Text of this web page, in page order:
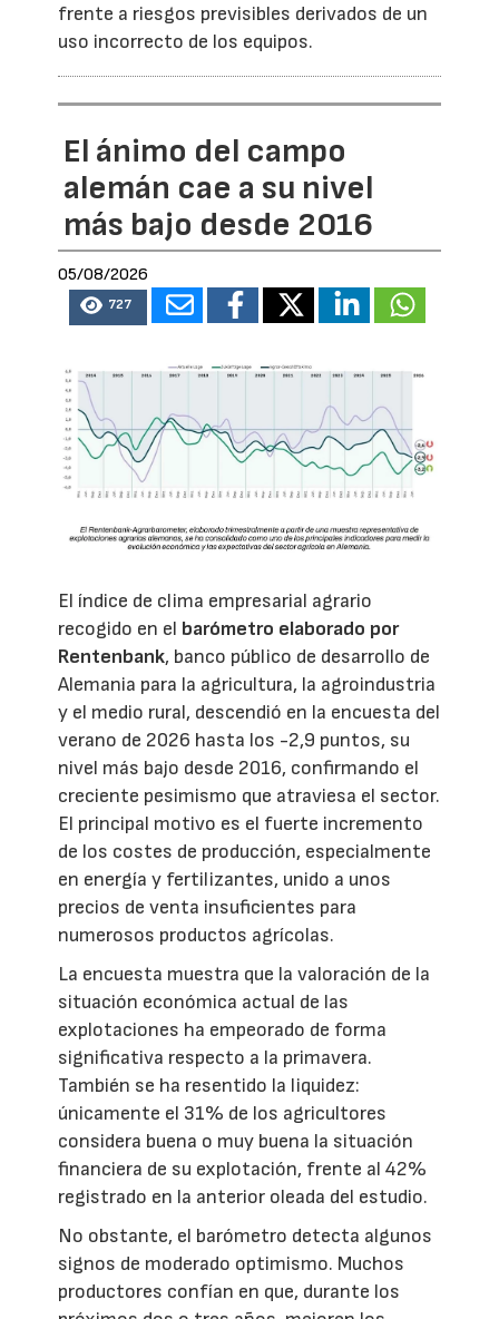
frente a riesgos previsibles derivados de un
uso incorrecto de los equipos.
El ánimo del campo
alemán cae a su nivel
más bajo desde 2016
05/08/2026
727
El índice de clima empresarial agrario
recogido en el barómetro elaborado por
Rentenbank, banco público de desarrollo de
Alemania para la agricultura, la agroindustria
y el medio rural, descendió en la encuesta del
verano de 2026 hasta los -2,9 puntos, su
nivel más bajo desde 2016, confirmando el
creciente pesimismo que atraviesa el sector.
El principal motivo es el fuerte incremento
de los costes de producción, especialmente
en energía y fertilizantes, unido a unos
precios de venta insuficientes para
numerosos productos agrícolas.
La encuesta muestra que la valoración de la
situación económica actual de las
explotaciones ha empeorado de forma
significativa respecto a la primavera.
También se ha resentido la liquidez:
únicamente el 31% de los agricultores
considera buena o muy buena la situación
financiera de su explotación, frente al 42%
registrado en la anterior oleada del estudio.
No obstante, el barómetro detecta algunos
signos de moderado optimismo. Muchos
productores confían en que, durante los